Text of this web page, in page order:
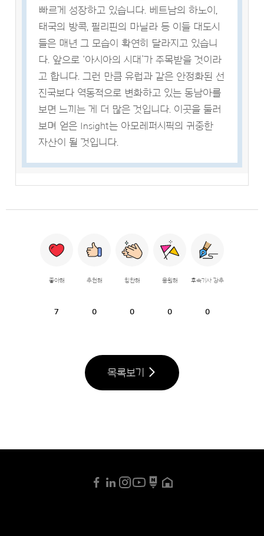
빠르게 성장하고 있습니다. 베트남의 하노이,
태국의 방콕, 필리핀의 마닐라 등 이들 대도시
들은 매년 그 모습이 확연히 달라지고 있습니
다. 앞으로 ‘아시아의 시대’가 주목받을 것이라
고 합니다. 그런 만큼 유럽과 같은 안정화된 선
진국보다 역동적으로 변화하고 있는 동남아를
보면 느끼는 게 더 많은 것입니다. 이곳을 둘러
보며 얻은 Insight는 아모레퍼시픽의 귀중한
자산이 될 것입니다.
좋아해
7
추천해
0
칭찬해
0
응원해
0
후속기사 강추
0
목록보기